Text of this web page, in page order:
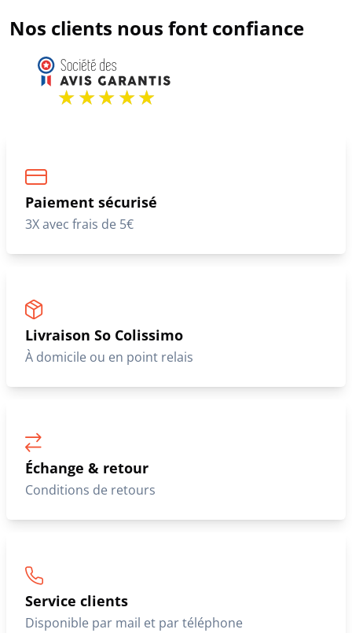
Nos clients nous font confiance
Paiement sécurisé
3X avec frais de 5€
Livraison So Colissimo
À domicile ou en point relais
Échange & retour
Conditions de retours
Service clients
Disponible par mail et par téléphone